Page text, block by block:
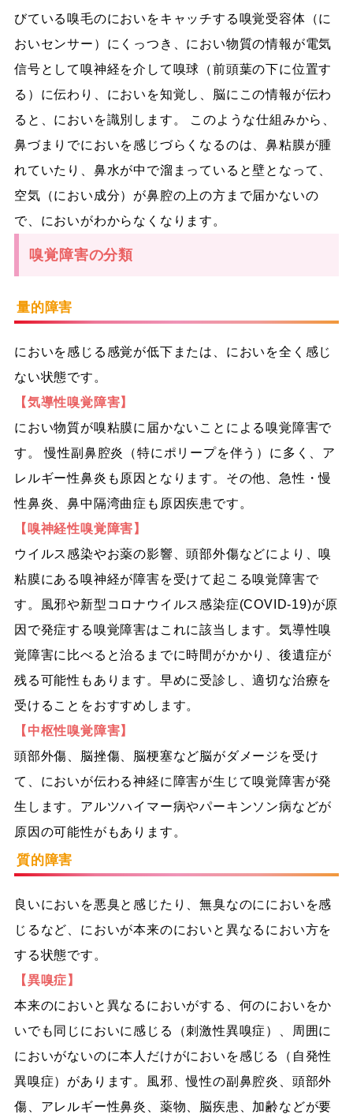
びている嗅毛のにおいをキャッチする嗅覚受容体（に
おいセンサー）にくっつき、におい物質の情報が電気
信号として嗅神経を介して嗅球（前頭葉の下に位置す
る）に伝わり、においを知覚し、脳にこの情報が伝わ
ると、においを識別します。 このような仕組みから、
鼻づまりでにおいを感じづらくなるのは、鼻粘膜が腫
れていたり、鼻水が中で溜まっていると壁となって、
空気（におい成分）が鼻腔の上の方まで届かないの
で、においがわからなくなります。
嗅覚障害の分類
量的障害
においを感じる感覚が低下または、においを全く感じ
ない状態です。
【気導性嗅覚障害】
におい物質が嗅粘膜に届かないことによる嗅覚障害で
す。 慢性副鼻腔炎（特にポリープを伴う）に多く、ア
レルギー性鼻炎も原因となります。その他、急性・慢
性鼻炎、鼻中隔湾曲症も原因疾患です。
【嗅神経性嗅覚障害】
ウイルス感染やお薬の影響、頭部外傷などにより、嗅
粘膜にある嗅神経が障害を受けて起こる嗅覚障害で
す。風邪や新型コロナウイルス感染症(COVID-19)が原
因で発症する嗅覚障害はこれに該当します。気導性嗅
覚障害に比べると治るまでに時間がかかり、後遺症が
残る可能性もあります。早めに受診し、適切な治療を
受けることをおすすめします。
【中枢性嗅覚障害】
頭部外傷、脳挫傷、脳梗塞など脳がダメージを受け
て、においが伝わる神経に障害が生じて嗅覚障害が発
生します。アルツハイマー病やパーキンソン病などが
原因の可能性がもあります。
質的障害
良いにおいを悪臭と感じたり、無臭なのににおいを感
じるなど、においが本来のにおいと異なるにおい方を
する状態です。
【異嗅症】
本来のにおいと異なるにおいがする、何のにおいをか
いでも同じにおいに感じる（刺激性異嗅症）、周囲に
においがないのに本人だけがにおいを感じる（自発性
異嗅症）があります。風邪、慢性の副鼻腔炎、頭部外
傷、アレルギー性鼻炎、薬物、脳疾患、加齢などが要